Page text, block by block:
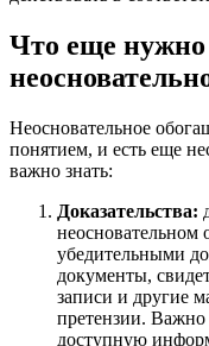
Что еще нужно
Неосновательное
понятием, и есть еще
важно знать:
Доказательства:
неосновательном
убедительными
документы,
записи и другие
претензии. Важно
доступную